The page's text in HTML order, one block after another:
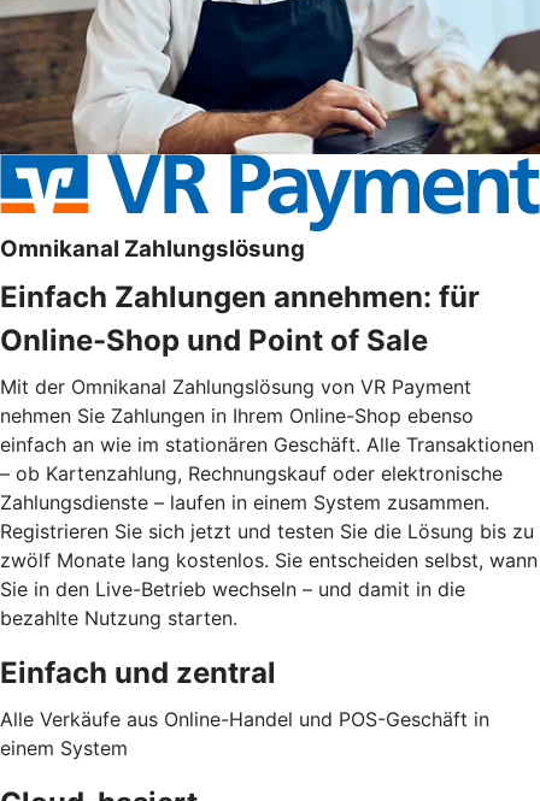
Omnikanal Zahlungslösung
Einfach Zahlungen annehmen: für
Online-Shop und Point of Sale
Mit der Omnikanal Zahlungslösung von VR Payment
nehmen Sie Zahlungen in Ihrem Online-Shop ebenso
einfach an wie im stationären Geschäft. Alle Transaktionen
– ob Kartenzahlung, Rechnungskauf oder elektronische
Zahlungsdienste – laufen in einem System zusammen.
Registrieren Sie sich jetzt und testen Sie die Lösung bis zu
zwölf Monate lang kostenlos. Sie entscheiden selbst, wann
Sie in den Live-Betrieb wechseln – und damit in die
bezahlte Nutzung starten.
Einfach und zentral
Alle Verkäufe aus Online-Handel und POS-Geschäft in
einem System